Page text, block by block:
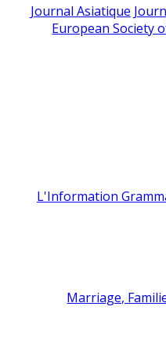
Journal Asiatique
European Society
L'Information
Marriage,